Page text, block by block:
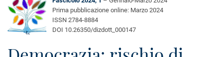
Prima pubblicazione online: Marzo 2024
ISSN 2784-8884
DOI 10.26350/dizdott_000147